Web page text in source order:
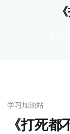
学习加油站
《打死都
Remember